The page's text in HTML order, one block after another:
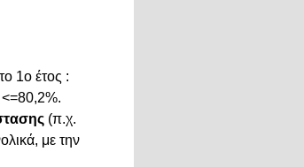
1ο έτος :
<=80,2%.
(π.χ.
με την